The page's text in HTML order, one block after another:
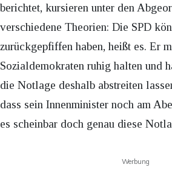
berichtet, kursieren unter den
verschiedene Theorien: Die SPD
zurückgepfiffen haben, heißt es. Er
Sozialdemokraten ruhig halten und
die Notlage deshalb abstreiten
dass sein Innenminister noch am
es scheinbar doch genau diese
Werbung